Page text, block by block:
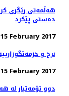
هه‌ڵمه‌تی رێگری
ده‌ستی پێكرد
15 February 2017
نرخ و
15 February 2017
دوو تۆمەتبار لە